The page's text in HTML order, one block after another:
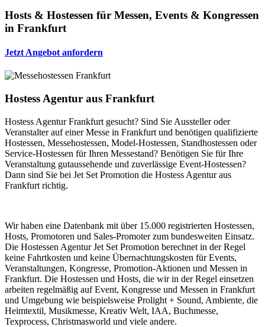
Hosts & Hostessen für Messen, Events & Kongressen
in Frankfurt
Jetzt Angebot anfordern
Hostess Agentur aus Frankfurt
Hostess Agentur Frankfurt gesucht? Sind Sie Aussteller oder
Veranstalter auf einer Messe in Frankfurt und benötigen qualifizierte
Hostessen, Messehostessen, Model-Hostessen, Standhostessen oder
Service-Hostessen für Ihren Messestand? Benötigen Sie für Ihre
Veranstaltung gutaussehende und zuverlässige Event-Hostessen?
Dann sind Sie bei Jet Set Promotion die Hostess Agentur aus
Frankfurt richtig.
Wir haben eine Datenbank mit über 15.000 registrierten Hostessen,
Hosts, Promotoren und Sales-Promoter zum bundesweiten Einsatz.
Die Hostessen Agentur Jet Set Promotion berechnet in der Regel
keine Fahrtkosten und keine Übernachtungskosten für Events,
Veranstaltungen, Kongresse, Promotion-Aktionen und Messen in
Frankfurt. Die Hostessen und Hosts, die wir in der Regel einsetzen
arbeiten regelmäßig auf Event, Kongresse und Messen in Frankfurt
und Umgebung wie beispielsweise Prolight + Sound, Ambiente, die
Heimtextil, Musikmesse, Kreativ Welt, IAA, Buchmesse,
Texprocess, Christmasworld und viele andere.